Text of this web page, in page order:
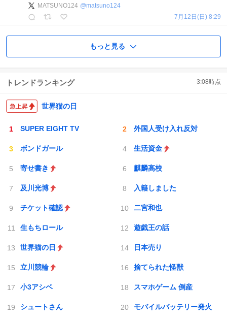
MATSUNO124 @matsuno124
7月12日(日) 8:29
もっと見る
トレンドランキング 3:08時点
世界猫の日
SUPER EIGHT TV 外国人受け入れ反対
ボンドガール 生活資金
寄せ書き 麒麟高校
及川光博 入籍しました
チケット確認 二宮和也
生もちロール 遊戯王の話
世界猫の日 日本売り
立川競輪 捨てられた怪獣
小3アシベ スマホゲーム 倒産
シュートさん モバイルバッテリー発火